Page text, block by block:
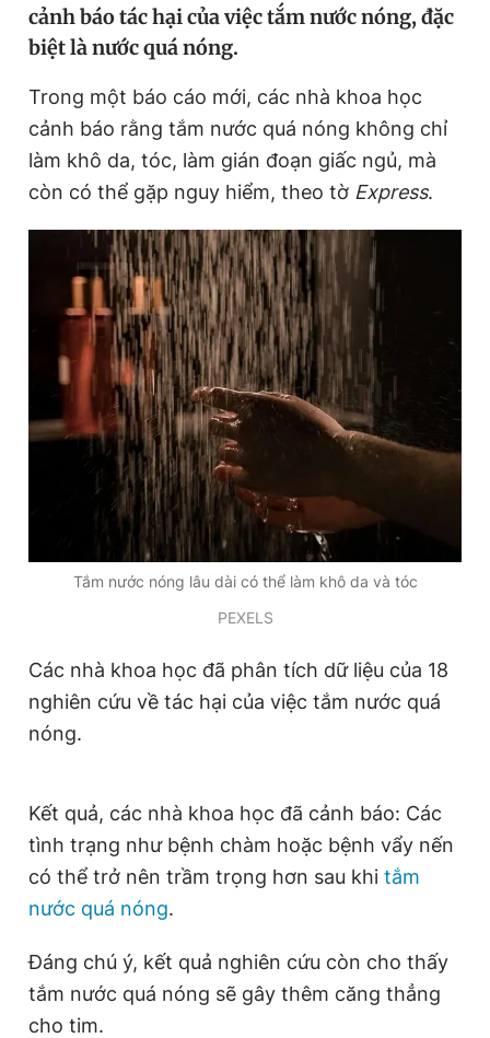
Video Magazine
Sản phẩm khác
Tiện ích Bạn cần biết
Thông tin tòa soạn Liên hệ quảng cáo
Đọc Thanh Niên trên điện thoại
Theo dõi báo trên
0906 645 777 0908 780 404
Tổng biên tập: Nguyễn Ngọc Toàn
Phó tổng biên tập thường trực: Hải Thành
Phó tổng biên tập: Lâm Hiếu Dũng
Phó tổng biên tập: Trần Việt Hưng
Giấy phép xuất bản số 110/GP - BTTTT cấp ngày 24.3.2020
© 2003-2026 Bản quyền thuộc về Báo Thanh Niên. Cấm sao
chép dưới mọi hình thức nếu không có sự chấp thuận bằng văn
bản. Phát triển bởi ePi Technologies, JSC.
cảnh báo tác hại của việc tắm nước nóng, đặc
biệt là nước quá nóng.
Trong một báo cáo mới, các nhà khoa học
cảnh báo rằng tắm nước quá nóng không chỉ
làm khô da, tóc, làm gián đoạn giấc ngủ, mà
còn có thể gặp nguy hiểm, theo tờ Express.
Tắm nước nóng lâu dài có thể làm khô da và tóc
PEXELS
Các nhà khoa học đã phân tích dữ liệu của 18
nghiên cứu về tác hại của việc tắm nước quá
nóng.
Kết quả, các nhà khoa học đã cảnh báo: Các
tình trạng như bệnh chàm hoặc bệnh vẩy nến
có thể trở nên trầm trọng hơn sau khi tắm
nước quá nóng.
Đáng chú ý, kết quả nghiên cứu còn cho thấy
tắm nước quá nóng sẽ gây thêm căng thẳng
cho tim.